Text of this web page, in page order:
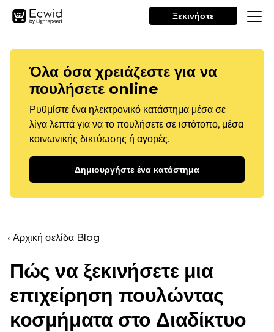
Ξεκινήστε
Όλα όσα χρειάζεστε για να
πουλήσετε online
Ρυθμίστε ένα ηλεκτρονικό κατάστημα μέσα σε
λίγα λεπτά για να το πουλήσετε σε ιστότοπο, μέσα
κοινωνικής δικτύωσης ή αγορές.
Δημιουργήστε ένα κατάστημα
‹ Αρχική σελίδα Blog
Πώς να ξεκινήσετε μια
επιχείρηση πουλώντας
κοσμήματα στο Διαδίκτυο